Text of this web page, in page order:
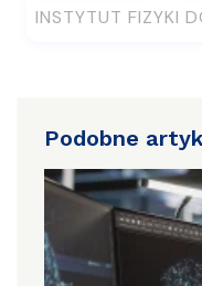
INSTYTUT FIZYKI
Podobne